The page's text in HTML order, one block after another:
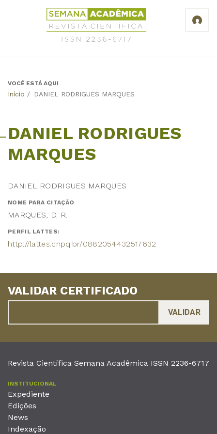
Revista
Científica
Semana
6717
Back
VOCÊ ESTÁ AQUI
Início / DANIEL RODRIGUES MARQUES
DANIEL RODRIGUES
MARQUES
DANIEL RODRIGUES MARQUES
NOME PARA CITAÇÃO
MARQUES, D. R.
PERFIL LATTES:
http://lattes.cnpq.br/0882054432517632
VALIDAR CERTIFICADO
Revista Científica Semana Acadêmica ISSN 2236-6717
INSTITUCIONAL
Expediente
Edições
News
Indexação